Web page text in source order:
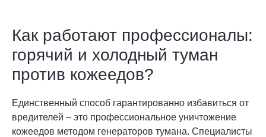
Как работают профессионалы:
горячий и холодный туман
против кожеедов?
Единственный способ гарантированно избавиться от
вредителей – это профессиональное уничтожение
кожеедов методом генераторов тумана. Специалисты